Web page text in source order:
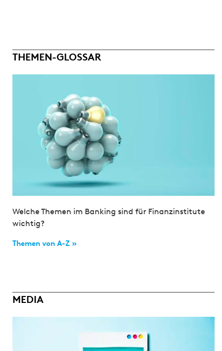
THEMEN-GLOSSAR
Welche Themen im Banking sind für Finanzinstitute
wichtig?
Themen von A-Z »
MEDIA